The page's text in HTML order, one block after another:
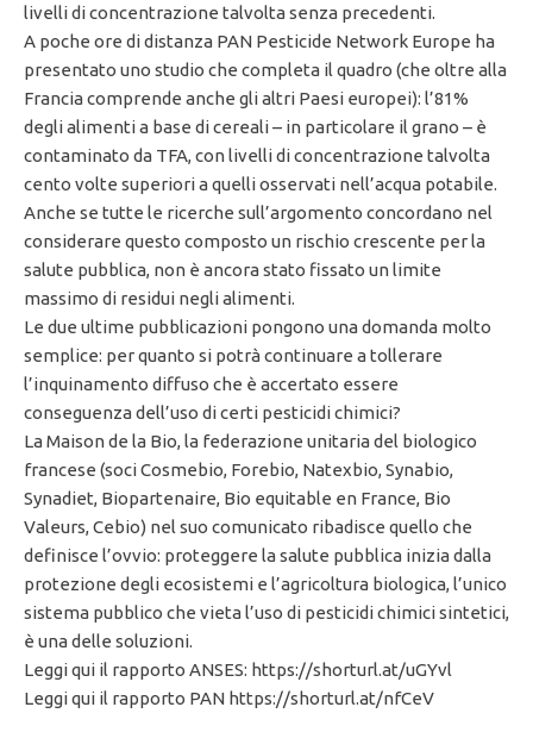
livelli di concentrazione talvolta senza precedenti.
A poche ore di distanza PAN Pesticide Network Europe ha
presentato uno studio che completa il quadro (che oltre alla
Francia comprende anche gli altri Paesi europei): l’81%
degli alimenti a base di cereali – in particolare il grano – è
contaminato da TFA, con livelli di concentrazione talvolta
cento volte superiori a quelli osservati nell’acqua potabile.
Anche se tutte le ricerche sull’argomento concordano nel
considerare questo composto un rischio crescente per la
salute pubblica, non è ancora stato fissato un limite
massimo di residui negli alimenti.
Le due ultime pubblicazioni pongono una domanda molto
semplice: per quanto si potrà continuare a tollerare
l’inquinamento diffuso che è accertato essere
conseguenza dell’uso di certi pesticidi chimici?
La Maison de la Bio, la federazione unitaria del biologico
francese (soci Cosmebio, Forebio, Natexbio, Synabio,
Synadiet, Biopartenaire, Bio equitable en France, Bio
Valeurs, Cebio) nel suo comunicato ribadisce quello che
definisce l’ovvio: proteggere la salute pubblica inizia dalla
protezione degli ecosistemi e l’agricoltura biologica, l’unico
sistema pubblico che vieta l’uso di pesticidi chimici sintetici,
è una delle soluzioni.
Leggi qui il rapporto ANSES: https://shorturl.at/uGYvl
Leggi qui il rapporto PAN https://shorturl.at/nfCeV